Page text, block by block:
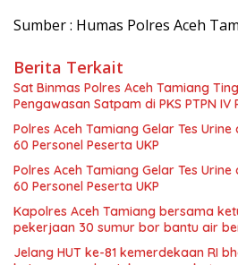
Sumber : Humas Polres Aceh
Berita Terkait
Sat Binmas Polres Aceh Tamiang
Pengawasan Satpam di PKS PTPN IV
Polres Aceh Tamiang Gelar Tes
60 Personel Peserta UKP
Polres Aceh Tamiang Gelar Tes
60 Personel Peserta UKP
Kapolres Aceh Tamiang bersama
pekerjaan 30 sumur bor bantu air
Jelang HUT ke-81 kemerdekaan RI